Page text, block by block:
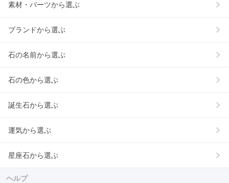
素材・パーツから選ぶ
ブランドから選ぶ
石の名前から選ぶ
石の色から選ぶ
誕生石から選ぶ
運気から選ぶ
星座石から選ぶ
ヘルプ